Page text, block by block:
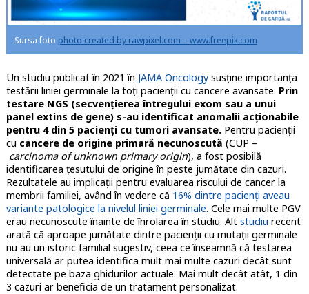
Sursa foto photo created by rawpixel.com – www.freepik.com
Un studiu publicat în 2021 în JAMA Oncologysusține importanța
testării liniei germinale la toți pacienții cu cancere avansate. Prin
testare NGS (secvențierea întregului exom sau a unui
panel extins de gene) s-au identificat anomalii acționabile
pentru 4 din 5 pacienți cu tumori avansate.Pentru pacienții
cu cancere de origine primară necunoscută (CUP –
carcinoma of unknown primary origin), a fost posibilă
identificarea țesutului de origine în peste jumătate din cazuri.
Rezultatele au implicații pentru evaluarea riscului de cancer la
membrii familiei, având în vedere că 16% dintre pacienți aveau
variante patologice la nivelul liniei germinale. Cele mai multe PGV
erau necunoscute înainte de înrolarea în studiu. Alt studiu recent
arată că aproape jumătate dintre pacienții cu mutații germinale
nu au un istoric familial sugestiv, ceea ce înseamnă că testarea
universală ar putea identifica mult mai multe cazuri decât sunt
detectate pe baza ghidurilor actuale. Mai mult decât atât, 1 din
3 cazuri ar beneficia de un tratament personalizat.